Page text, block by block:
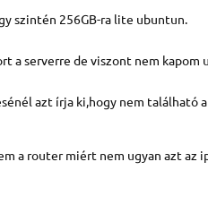
szintén 256GB-ra lite ubuntun.
serverre de viszont nem kapom
azt írja ki,hogy nem található
a router miért nem ugyan azt az